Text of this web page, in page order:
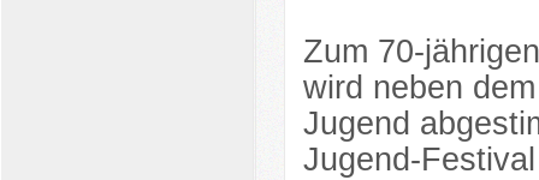
Zum 70-
wird neben
Jugend
Jugend-